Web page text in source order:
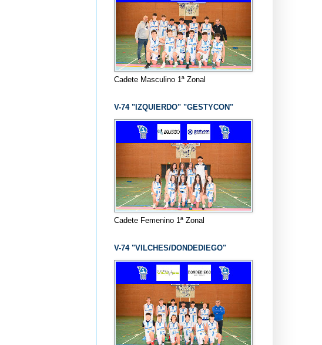
Cadete Masculino 1ª Zonal
V-74 "IZQUIERDO" "GESTYCON"
Cadete Femenino 1ª Zonal
V-74 "VILCHES/DONDEDIEGO"